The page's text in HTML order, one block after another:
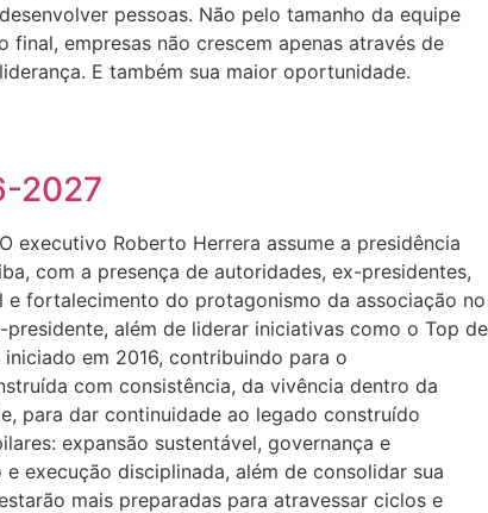
pessoas. Não pelo tamanho da equipe
empresas não crescem apenas através de
E também sua maior oportunidade.
2027
executivo Roberto Herrera assume a presidência
com a presença de autoridades, ex-presidentes,
fortalecimento do protagonismo da associação no
além de liderar iniciativas como o Top de
em 2016, contribuindo para o
com consistência, da vivência dentro da
para dar continuidade ao legado construído
expansão sustentável, governança e
execução disciplinada, além de consolidar sua
mais preparadas para atravessar ciclos e